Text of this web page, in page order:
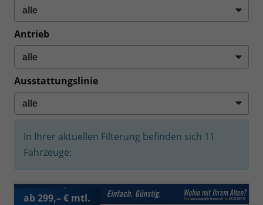
Antrieb
Ausstattungslinie
In Ihrer aktuellen Filterung befinden sich 11
Fahrzeuge:
ab 299,– € mtl.